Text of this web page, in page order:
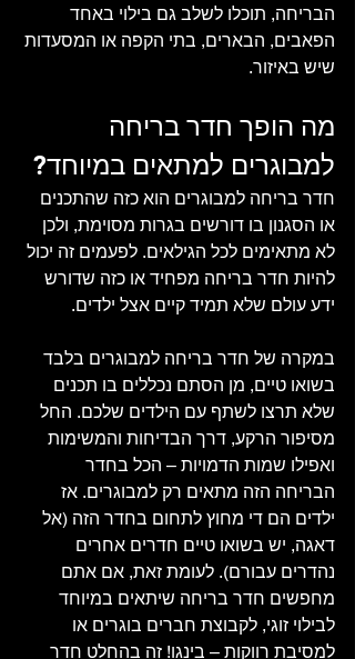
הבריחה, תוכלו לשלב גם בילוי באחד
הפאבים, הבארים, בתי הקפה או המסעדות
שיש באיזור.
מה הופך חדר בריחה
למבוגרים למתאים במיוחד?
חדר בריחה למבוגרים הוא כזה שהתכנים
או הסגנון בו דורשים בגרות מסוימת, ולכן
לא מתאימים לכל הגילאים. לפעמים זה יכול
להיות חדר בריחה מפחיד או כזה שדורש
ידע עולם שלא תמיד קיים אצל ילדים.
במקרה של חדר בריחה למבוגרים בלבד
בשואו טיים, מן הסתם נכללים בו תכנים
שלא תרצו לשתף עם הילדים שלכם. החל
מסיפור הרקע, דרך הבדיחות והמשימות
ואפילו שמות הדמויות – הכל בחדר
הבריחה הזה מתאים רק למבוגרים. אז
ילדים הם די מחוץ לתחום בחדר הזה (אל
דאגה, יש בשואו טיים חדרים אחרים
נהדרים עבורם). לעומת זאת, אם אתם
מחפשים חדר בריחה שיתאים במיוחד
לבילוי זוגי, לקבוצת חברים בוגרים או
למסיבת רווקות – בינגו! זה בהחלט חדר